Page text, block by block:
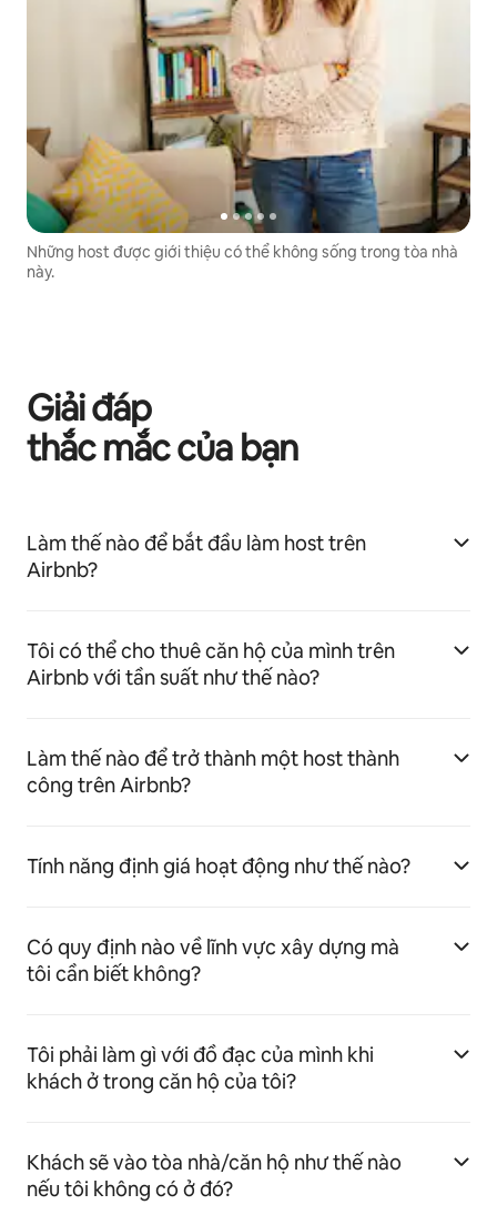
Những host được giới thiệu có thể không sống trong tòa nhà
này.
Giải đáp
thắc mắc của bạn
Làm thế nào để bắt đầu làm host trên
Airbnb?
Tôi có thể cho thuê căn hộ của mình trên
Airbnb với tần suất như thế nào?
Làm thế nào để trở thành một host thành
công trên Airbnb?
Tính năng định giá hoạt động như thế nào?
Có quy định nào về lĩnh vực xây dựng mà
tôi cần biết không?
Tôi phải làm gì với đồ đạc của mình khi
khách ở trong căn hộ của tôi?
Khách sẽ vào tòa nhà/căn hộ như thế nào
nếu tôi không có ở đó?